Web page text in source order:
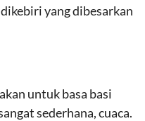
yang dibesarkan
untuk basa basi
sederhana, cuaca.